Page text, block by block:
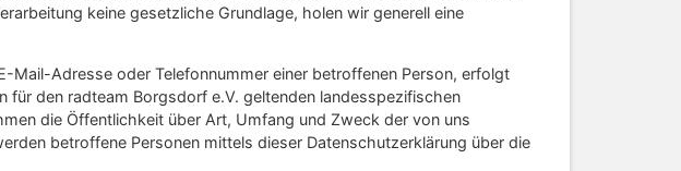
keine gesetzliche Grundlage, holen wir generell eine
Mail-Adresse oder Telefonnummer einer betroffenen Person, erfolgt
den radteam Borgsdorf e.V. geltenden landesspezifischen
die Öffentlichkeit über Art, Umfang und Zweck der von uns
betroffene Personen mittels dieser Datenschutzerklärung über die